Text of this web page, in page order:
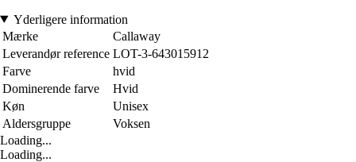
Yderligere information
Mærke
Callaway
Leverandør reference LOT-3-643015912
Farve
hvid
Dominerende farve
Hvid
Køn
Unisex
Aldersgruppe
Voksen
Loading...
Loading...